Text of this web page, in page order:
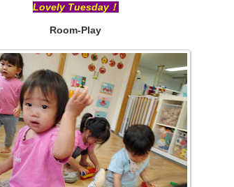
Lovely Tuesday！
Room-Play